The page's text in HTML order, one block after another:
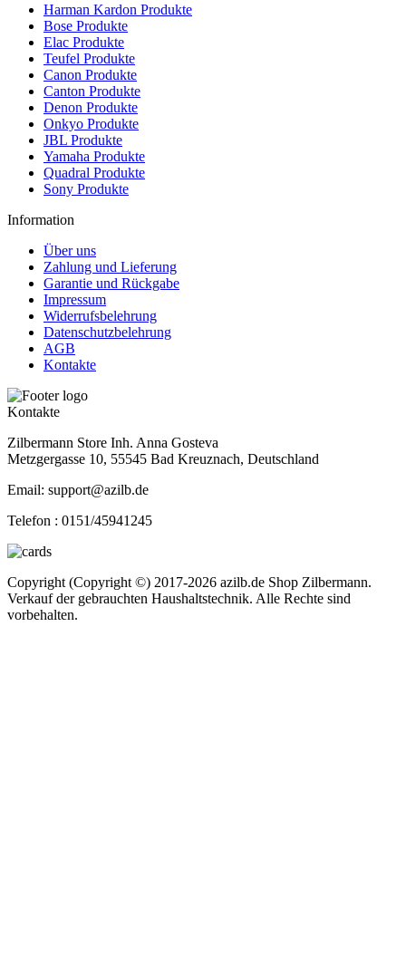
Harman Kardon Produkte
Bose Produkte
Elac Produkte
Teufel Produkte
Canon Produkte
Canton Produkte
Denon Produkte
Onkyo Produkte
JBL Produkte
Yamaha Produkte
Quadral Produkte
Sony Produkte
Information
Über uns
Zahlung und Lieferung
Garantie und Rückgabe
Impressum
Widerrufsbelehrung
Datenschutzbelehrung
AGB
Kontakte
Kontakte
Zilbermann Store Inh. Anna Gosteva
Metzgergasse 10, 55545 Bad Kreuznach, Deutschland
Email: support@azilb.de
Telefon : 0151/45941245
Copyright (Copyright ©) 2017-2026 azilb.de Shop Zilbermann.
Verkauf der gebrauchten Haushaltstechnik. Alle Rechte sind
vorbehalten.